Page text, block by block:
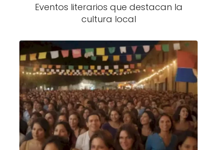
Eventos literarios que destacan la
cultura local